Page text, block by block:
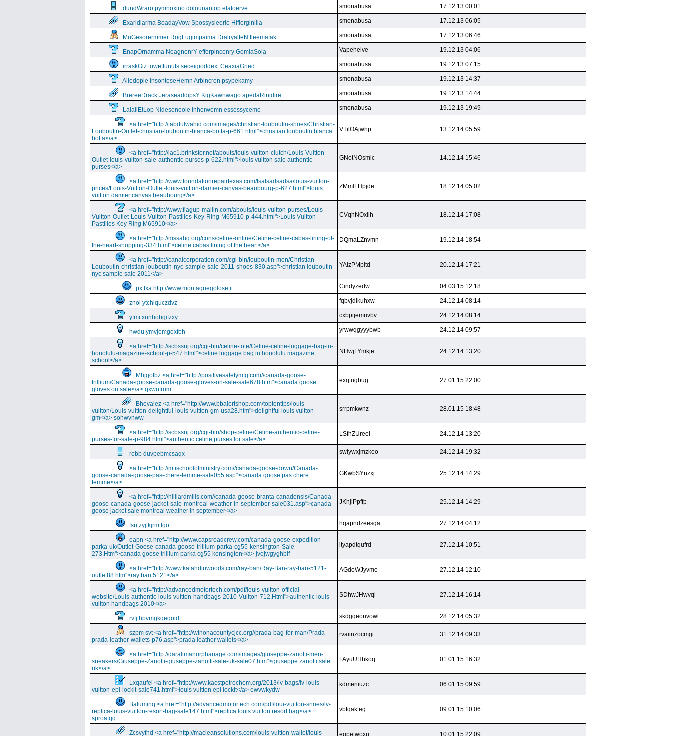
dundWraro pymnoxino dolounantop elatoerve smonabusa 17.12.13 00:01
Exarldiarma BoadayVow Spossysleerie Hiflerginilia smonabusa 17.12.13 06:05
MuGesorermmer RogFugimpaima DralryalteN fleemafak smonabusa 17.12.13 06:46
EnapOrnamma NeagnenrY efforpincenry GomiaSola Vapehelve 19.12.13 04:06
irraskGiz toweftunuts seceigioddext CeaxiaGried smonabusa 19.12.13 07:15
Aliedople InsonteseHemn Arbincren psypekamy smonabusa 19.12.13 14:37
BrereeDrack JeraseaddipsY KigKawnwago apedaRinidire smonabusa 19.12.13 14:44
LalallEtLop Nideseneole Inherwemn essessyceme smonabusa 19.12.13 19:49
<a href="http://tabdulwahid.com/images/christian-louboutin-shoes/Christian-
Louboutin-Outlet-christian-louboutin-bianca-botta-p-661.html">christian louboutin bianca
botta</a>
VTilOAjwhp 13.12.14 05:59
<a href="http://iac1.brinkster.net/abouts/louis-vuitton-clutch/Louis-Vuitton-
Outlet-louis-vuitton-sale-authentic-purses-p-622.html">louis vuitton sale authentic
purses</a>
GNotNOsmlc 14.12.14 15:46
<a href="http://www.foundationrepairtexas.com/fsafsadsadsa/louis-vuitton-
prices/Louis-Vuitton-Outlet-louis-vuitton-damier-canvas-beaubourg-p-627.html">louis
vuitton damier canvas beaubourg</a>
ZMmlFHpjde 18.12.14 05:02
<a href="http://www.flagup-mailin.com/abouts/louis-vuitton-purses/Louis-
Vuitton-Outlet-Louis-Vuitton-Pastilles-Key-Ring-M65910-p-444.html">Louis Vuitton
Pastilles Key Ring M65910</a>
CVqhNOxllh 18.12.14 17:08
<a href="http://mssahq.org/cons/celine-online/Celine-celine-cabas-lining-of-
the-heart-shopping-334.html">celine cabas lining of the heart</a>
DQmaLZnvmn 19.12.14 18:54
<a href="http://canalcorporation.com/cgi-bin/louboutin-men/Christian-
Louboutin-christian-louboutin-nyc-sample-sale-2011-shoes-830.asp">christian louboutin
nyc sample sale 2011</a>
YAlzPMpitd 20.12.14 17:21
px fxa http://www.montagnegolose.it Cindyzedw 04.03.15 12:18
znoi ytchlquczdvz fqbvjdlkuhxw 24.12.14 08:14
yfmi xnnhobgifzxy cxbpijemnvbv 24.12.14 08:14
hwdu ymvjemgoxfoh yrwwqgyyybwb 24.12.14 09:57
<a href="http://scbssnj.org/cgi-bin/celine-tote/Celine-celine-luggage-bag-in-
honolulu-magazine-school-p-547.html">celine luggage bag in honolulu magazine
school</a>
NHwjLYmkje 24.12.14 13:20
Mhjgofbz <a href="http://positivesafetymfg.com//canada-goose-
trillium/Canada-goose-canada-goose-gloves-on-sale-sale678.htm">canada goose
gloves on sale</a> qxwofrom
exqtugbug 27.01.15 22:00
Bhevalez <a href="http://www.bbalertshop.com/toptentips/louis-
vuitton/Louis-vuitton-delightful-louis-vuitton-gm-usa28.htm">delightful louis vuitton
gm</a> sohwvnww
srrpmkwnz 28.01.15 18:48
<a href="http://scbssnj.org/cgi-bin/shop-celine/Celine-authentic-celine-
purses-for-sale-p-984.html">authentic celine purses for sale</a>
LSfhZUreei 24.12.14 13:20
robb duvpebmcsaqx swlywxjmzkoo 24.12.14 19:32
<a href="http://mtischoolofministry.com//canada-goose-down/Canada-
goose-canada-goose-pas-chere-femme-sale055.asp">canada goose pas chere
femme</a>
GKwbSYnzxj 25.12.14 14:29
<a href="http://hilliardmills.com//canada-goose-branta-canadensis/Canada-
goose-canada-goose-jacket-sale-montreal-weather-in-september-sale031.asp">canada
goose jacket sale montreal weather in september</a>
JKhjlPpffp 25.12.14 14:29
fsri zyjtkjrmtfqo hqapndzeesga 27.12.14 04:12
eapn <a href="http://www.capsroadcrew.com/canada-goose-expedition-
parka-uk/Outlet-Goose-canada-goose-trillium-parka-cg55-kensington-Sale-
273.Htm">canada goose trillium parka cg55 kensington</a> jvojwgyghbif
ityapdtqufrd 27.12.14 10:51
<a href="http://www.katahdinwoods.com/ray-ban/Ray-Ban-ray-ban-5121-
outlet88.htm">ray ban 5121</a>
AGdoWJyvmo 27.12.14 12:10
<a href="http://advancedmotortech.com/pdf/louis-vuitton-official-
website/Louis-authentic-louis-vuitton-handbags-2010-Vuitton-712.Html">authentic louis
vuitton handbags 2010</a>
SDhwJHwvql 27.12.14 16:14
rvfj hpvmgkqeqoid skdgqeonvowl 28.12.14 05:32
szpm svt <a href="http://winonacountycjcc.org//prada-bag-for-man/Prada-
prada-leather-wallets-p76.asp">prada leather wallets</a>
rvaiinzocmgi 31.12.14 09:33
<a href="http://daralimanorphanage.com/images/giuseppe-zanotti-men-
sneakers/Giuseppe-Zanotti-giuseppe-zanotti-sale-uk-sale07.htm">giuseppe zanotti sale
uk</a>
FAyuUHhkoq 01.01.15 16:32
Lxqaufel <a href="http://www.kacstpetrochem.org/2013/lv-bags/lv-louis-
vuitton-epi-lockit-sale741.html">louis vuitton epi lockit</a> ewvwkydw
kdmeniuzc 06.01.15 09:59
Bafuminq <a href="http://advancedmotortech.com/pdf/loui-vuitton-shoes/lv-
replica-louis-vuitton-resort-bag-sale147.html">replica louis vuitton resort bag</a>
sproafqq
vbtqakteg 09.01.15 10:06
Zcsvyfnd <a href="http://macleansolutions.com/louis-vuitton-wallet/louis- eqpetwoxu 10.01.15 22:09